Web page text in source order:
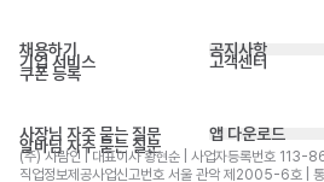
채용하기
기업 서비스
쿠폰 등록
공지사항
고객센터
사장님 자주 묻는 질문
알바님 자주 묻는 질문
앱 다운로드
(주) 사람인 | 대표이사 황현순 | 사업자등록번호
직업정보제공사업신고번호 서울 관악 제2005-6호 |